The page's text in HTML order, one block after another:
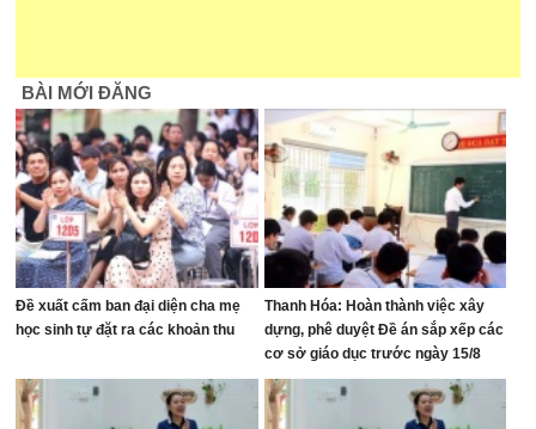
BÀI MỚI ĐĂNG
Đề xuất cấm ban đại diện cha mẹ
học sinh tự đặt ra các khoản thu
Thanh Hóa: Hoàn thành việc xây
dựng, phê duyệt Đề án sắp xếp các
cơ sở giáo dục trước ngày 15/8